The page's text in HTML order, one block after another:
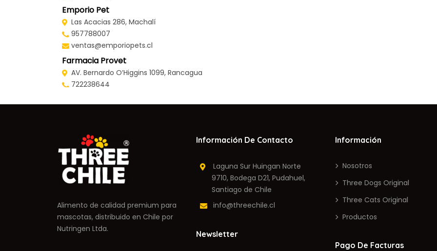
Emporio Pet
Las Acacias 286, Machalí
957788007
ventas@emporiopets.cl
Farmacia Provet
AV. Bernardo O’Higgins 1099, Rancagua
722238644
948664263
propetsanfernando@gmail.com
Clínica Veterinaria Carranza
Rafael Casanova 590, Santa Cruz
722822340
Alimento de calidad premium para
mascotas, distribuido en Chile por
Nutringen Ltda.
Información De Contacto
Laguna Sur Huingan Norte
9710, Bodega D21, Pudahuel,
Santiago de Chile
info@threechile.cl
Newsletter
Información
Nosotros
Three Dogs Original
Three Cats Original
Productos
Pago De Facturas